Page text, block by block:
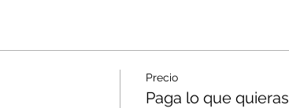
Precio
Paga lo que quieras